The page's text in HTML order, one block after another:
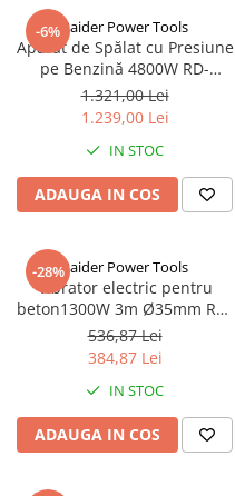
-6% Raider Power Tools
Aparat de Spălat cu Presiune
pe Benzină 4800W RD-
GHPC13 - Performanță
Ridicată, Presiune de 140 bar
și Debit Maxim de 7.5 l/min
1.321,00 Lei
1.239,00 Lei
IN STOC
ADAUGA IN COS
-28%Raider Power Tools
Vibrator electric pentru
beton1300W 3m Ø35mm RD-
CV01
536,87 Lei
384,87 Lei
IN STOC
ADAUGA IN COS